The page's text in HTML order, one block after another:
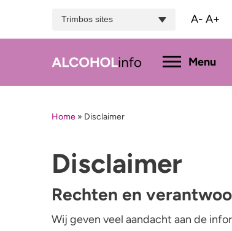
Trimbos sites A- A+
Menu
Menu
Feiten & tips
Minder drinken of stoppen?
Test je drinkgedrag
Uitgebreide drinktest
Home » Disclaimer
Disclaimer
Rechten en
Wij geven veel aandacht aan de